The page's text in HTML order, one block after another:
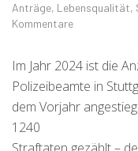
Anträge, Lebensqualität,
Kommentare
Im Jahr 2024 ist die
Polizeibeamte in
dem Vorjahr
1240